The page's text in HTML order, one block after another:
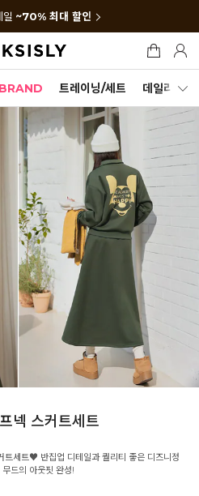
~70% 최대 할인
트레이닝/세트 데일리세트
넥 스커트세트
트세트♥ 반집업 디테일과 퀄리티 좋은 디즈니정
드의 아웃핏 완성!